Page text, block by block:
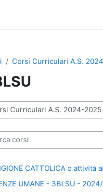
Corsi Curriculari A.S.
corsi
CATTOLICA o
UMANE - 3BLSU -